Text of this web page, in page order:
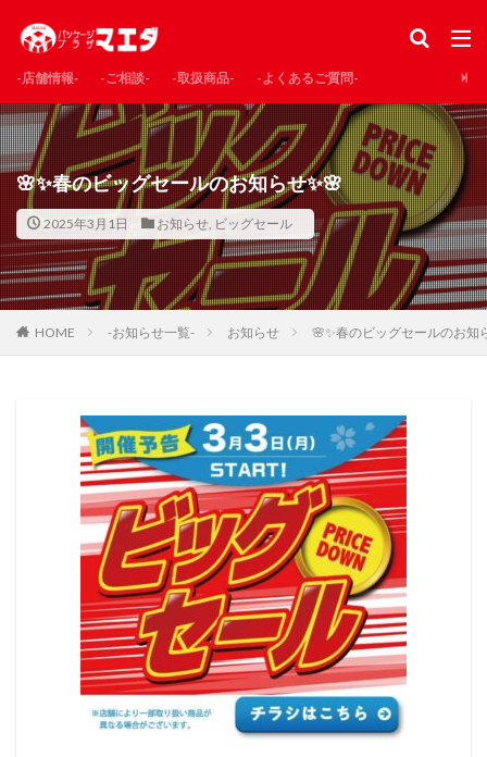
-店舗情報‐ -ご相談- -取扱商品- -よくあるご質問-
🌸✨春のビッグセールのお知らせ✨🌸
2025年3月1日 お知らせ, ビッグセール
HOME -お知らせ一覧- お知らせ 🌸✨春のビッグセールのお知